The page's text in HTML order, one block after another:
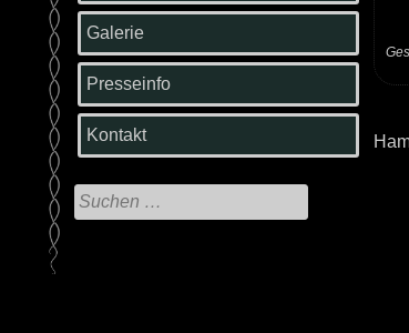
Galerie
Presseinfo
Kontakt
Suche
nach: